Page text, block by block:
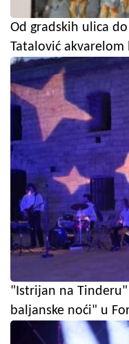
Od gradskih ulica
Tatalović
"Istrijan na
baljanske noći" u